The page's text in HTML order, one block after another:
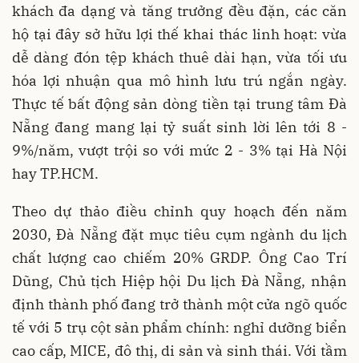
khách đa dạng và tăng trưởng đều đặn, các căn
hộ tại đây sở hữu lợi thế khai thác linh hoạt: vừa
dễ dàng đón tệp khách thuê dài hạn, vừa tối ưu
hóa lợi nhuận qua mô hình lưu trú ngắn ngày.
Thực tế bất động sản dòng tiền tại trung tâm Đà
Nẵng đang mang lại tỷ suất sinh lời lên tới 8 -
9%/năm, vượt trội so với mức 2 - 3% tại Hà Nội
hay TP.HCM.
Theo dự thảo điều chỉnh quy hoạch đến năm
2030, Đà Nẵng đặt mục tiêu cụm ngành du lịch
chất lượng cao chiếm 20% GRDP. Ông Cao Trí
Dũng, Chủ tịch Hiệp hội Du lịch Đà Nẵng, nhận
định thành phố đang trở thành một cửa ngõ quốc
tế với 5 trụ cột sản phẩm chính: nghỉ dưỡng biển
cao cấp, MICE, đô thị, di sản và sinh thái. Với tầm